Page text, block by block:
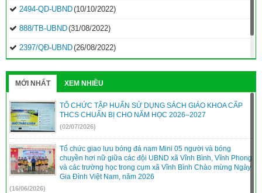
2494-QD-UBND(10/10/2022)
888/TB-UBND(31/08/2022)
2397/QĐ-UBND(26/08/2022)
MỚI NHẤT XEM NHIỀU
TỔ CHỨC TẬP HUẤN SỬ DỤNG SÁCH GIÁO KHOA CẤP
THCS CHUẨN BỊ CHO NĂM HỌC 2026–2027
(02/07/2026)
Tổ chức giao lưu bóng đá nam Mini 05 người và bóng
chuyền hơi nữ giữa các đội UBND xã Vĩnh Bình, Vĩnh Phong
và các trường học trong cụm xã Vĩnh Bình Chào mừng Ngày
Gia Đình Việt Nam, năm 2026
(16/06/2026)